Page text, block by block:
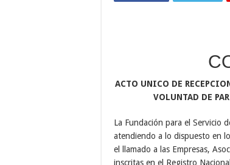
ACTO UNICO DE
VOLUNTAD DE
La Fundación para el Servicio
atendiendo a lo dispuesto en
el llamado a las Empresas,
inscritas en el Registro